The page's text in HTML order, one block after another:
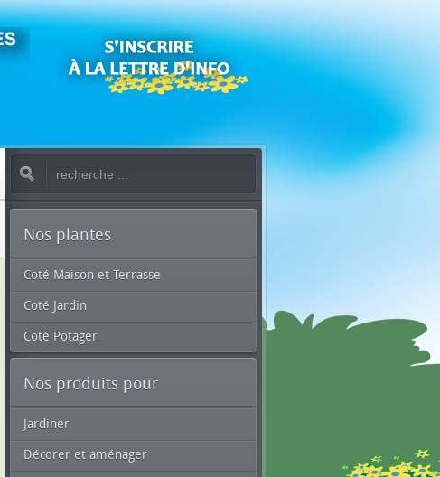
Nos plantes
Coté Maison et Terrasse
Coté Jardin
Coté Potager
Nos produits pour
Jardiner
Décorer et aménager